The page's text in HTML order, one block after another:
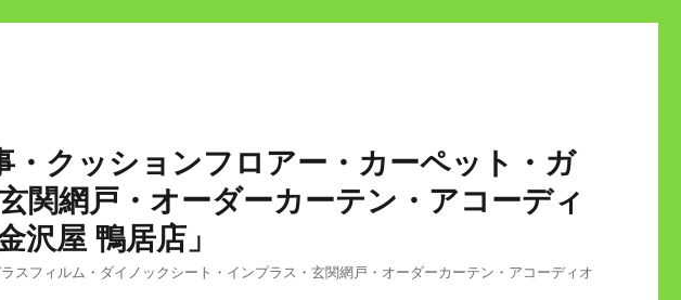
・クッションフロアー・カーペット・ガ
関網戸・オーダーカーテン・アコーディ
屋 鴨居店」
フィルム・ダイノックシート・インプラス・玄関網戸・オーダーカーテン・アコーディオ